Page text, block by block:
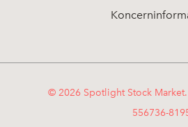
© 2026 Spotlight Stock
556736-